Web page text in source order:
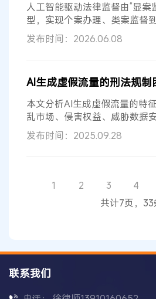
人工智能驱动法律监督由“显案
型，实现个案办理、类案监督
当前面临数据质量制约模型训...
发布时间：2026.06.08
AI生成虚假流量的刑法规制
本文分析AI生成虚假流量的特
乱市场、侵害权益、威胁数据
调刑法规制的必要性；梳理现有
发布时间：2025.09.28
1 2 3 4
共计7页，33
联系我们